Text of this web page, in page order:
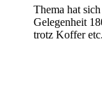
Thema hat
Gelegenheit
trotz Koffer etc.